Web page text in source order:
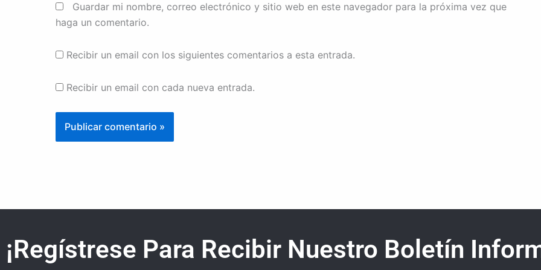
Guardar mi nombre, correo electrónico y sitio web en este navegador para la próxima vez que
haga un comentario.
Recibir un email con los siguientes comentarios a esta entrada.
Recibir un email con cada nueva entrada.
¡Regístrese Para Recibir Nuestro Boletín